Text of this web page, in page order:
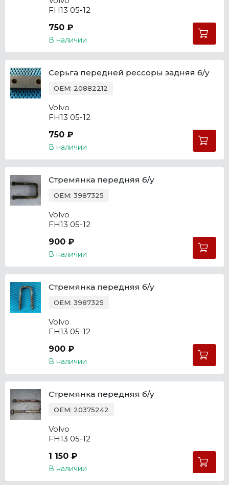
FH13 05-12
750 ₽
В наличии
Серьга передней рессоры задняя б/у
OEM: 20882212
Volvo
FH13 05-12
750 ₽
В наличии
Стремянка передняя б/у
OEM: 3987325
Volvo
FH13 05-12
900 ₽
В наличии
Стремянка передняя б/у
OEM: 3987325
Volvo
FH13 05-12
900 ₽
В наличии
Стремянка передняя б/у
OEM: 20375242
Volvo
FH13 05-12
1 150 ₽
В наличии